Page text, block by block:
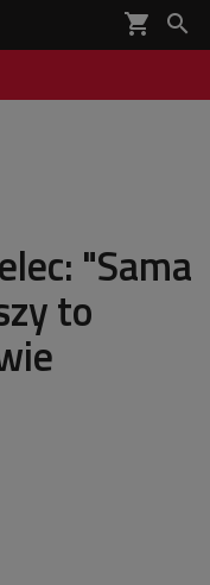
shopping_cart 

"Sama
to